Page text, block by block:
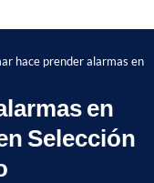
hace prender alarmas en
en
Selección